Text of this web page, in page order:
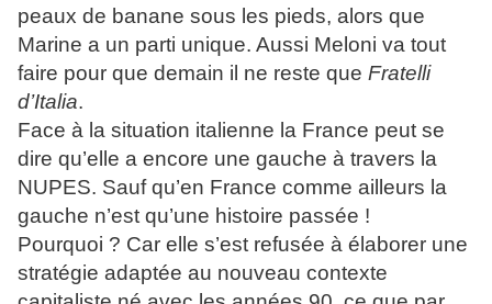
peaux de banane sous les pieds, alors que
Marine a un parti unique. Aussi Meloni va tout
faire pour que demain il ne reste que Fratelli
d’Italia.
Face à la situation italienne la France peut se
dire qu’elle a encore une gauche à travers la
NUPES. Sauf qu’en France comme ailleurs la
gauche n’est qu’une histoire passée !
Pourquoi ? Car elle s’est refusée à élaborer une
stratégie adaptée au nouveau contexte